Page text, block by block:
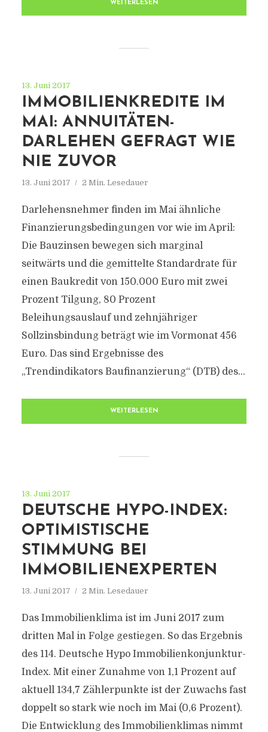
WEITERLESEN
13. Juni 2017
IMMOBILIENKREDITE IM
MAI: ANNUITÄTEN-
DARLEHEN GEFRAGT WIE
NIE ZUVOR
13. Juni 2017 2 Min. Lesedauer
Darlehensnehmer finden im Mai ähnliche
Finanzierungsbedingungen vor wie im April:
Die Bauzinsen bewegen sich marginal
seitwärts und die gemittelte Standardrate für
einen Baukredit von 150.000 Euro mit zwei
Prozent Tilgung, 80 Prozent
Beleihungsauslauf und zehnjähriger
Sollzinsbindung beträgt wie im Vormonat 456
Euro. Das sind Ergebnisse des
„Trendindikators Baufinanzierung“ (DTB) des...
WEITERLESEN
13. Juni 2017
DEUTSCHE HYPO-INDEX:
OPTIMISTISCHE
STIMMUNG BEI
IMMOBILIENEXPERTEN
13. Juni 2017 2 Min. Lesedauer
Das Immobilienklima ist im Juni 2017 zum
dritten Mal in Folge gestiegen. So das Ergebnis
des 114. Deutsche Hypo Immobilienkonjunktur-
Index. Mit einer Zunahme von 1,1 Prozent auf
aktuell 134,7 Zählerpunkte ist der Zuwachs fast
doppelt so stark wie noch im Mai (0,6 Prozent).
Die Entwicklung des Immobilienklimas nimmt